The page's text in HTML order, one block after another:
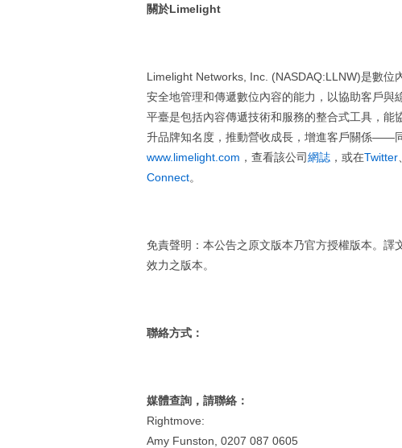
關於Limelight
Limelight Networks, Inc. (NASDAQ:LLNW)是數位
安全地管理和傳遞數位內容的能力，以協助客戶
平臺是包括內容傳遞技術和服務的整合式工具，
升品牌知名度，推動營收成長，增進客戶關係——
www.limelight.com ，查看該公司網誌 ，或在Twitter
Connect。
免責聲明：本公告之原文版本乃官方授權版本。
效力之版本。
聯絡方式：
媒體查詢，請聯絡：
Rightmove:
Amy Funston, 0207 087 0605